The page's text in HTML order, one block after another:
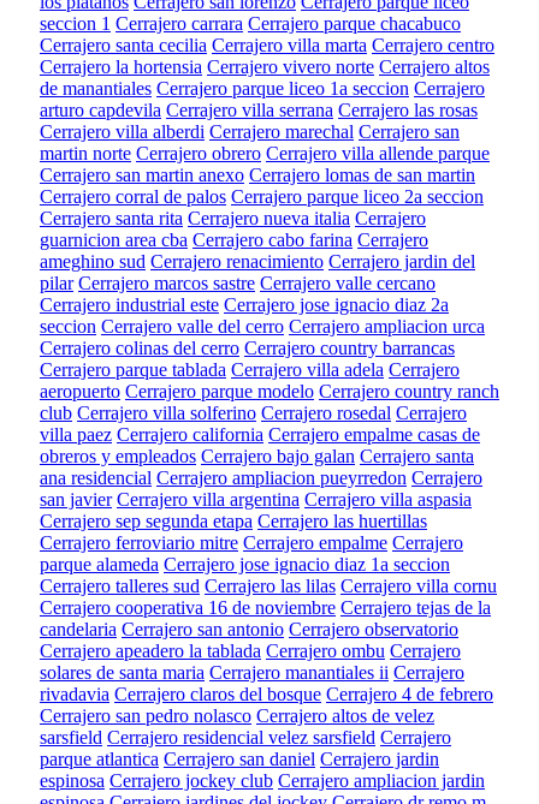
seccion 1 Cerrajero carrara Cerrajero parque chacabuco
Cerrajero santa cecilia Cerrajero villa marta Cerrajero centro
Cerrajero la hortensia Cerrajero vivero norte Cerrajero altos
de manantiales Cerrajero parque liceo 1a seccion Cerrajero
arturo capdevila Cerrajero villa serrana Cerrajero las rosas
Cerrajero villa alberdi Cerrajero marechal Cerrajero san
martin norte Cerrajero obrero Cerrajero villa allende parque
Cerrajero san martin anexo Cerrajero lomas de san martin
Cerrajero corral de palos Cerrajero parque liceo 2a seccion
Cerrajero santa rita Cerrajero nueva italia Cerrajero
guarnicion area cba Cerrajero cabo farina Cerrajero
ameghino sud Cerrajero renacimiento Cerrajero jardin del
pilar Cerrajero marcos sastre Cerrajero valle cercano
Cerrajero industrial este Cerrajero jose ignacio diaz 2a
seccion Cerrajero valle del cerro Cerrajero ampliacion urca
Cerrajero colinas del cerro Cerrajero country barrancas
Cerrajero parque tablada Cerrajero villa adela Cerrajero
aeropuerto Cerrajero parque modelo Cerrajero country ranch
club Cerrajero villa solferino Cerrajero rosedal Cerrajero
villa paez Cerrajero california Cerrajero empalme casas de
obreros y empleados Cerrajero bajo galan Cerrajero santa
ana residencial Cerrajero ampliacion pueyrredon Cerrajero
san javier Cerrajero villa argentina Cerrajero villa aspasia
Cerrajero sep segunda etapa Cerrajero las huertillas
Cerrajero ferroviario mitre Cerrajero empalme Cerrajero
parque alameda Cerrajero jose ignacio diaz 1a seccion
Cerrajero talleres sud Cerrajero las lilas Cerrajero villa cornu
Cerrajero cooperativa 16 de noviembre Cerrajero tejas de la
candelaria Cerrajero san antonio Cerrajero observatorio
Cerrajero apeadero la tablada Cerrajero ombu Cerrajero
solares de santa maria Cerrajero manantiales ii Cerrajero
rivadavia Cerrajero claros del bosque Cerrajero 4 de febrero
Cerrajero san pedro nolasco Cerrajero altos de velez
sarsfield Cerrajero residencial velez sarsfield Cerrajero
parque atlantica Cerrajero san daniel Cerrajero jardin
espinosa Cerrajero jockey club Cerrajero ampliacion jardin